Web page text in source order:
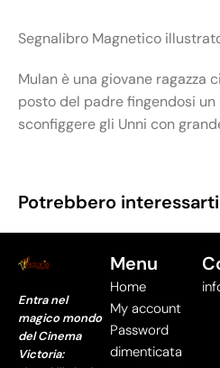
Segnalibro Magnetico
Mulan è una giovane ragazza
posto del padre fingendosi un
sconfiggere gli Unni con
Potrebbero interessarti
Entra nel
magico mondo
del Cinema
Victoria:
Menu
Home
My account
Password
dimenticata